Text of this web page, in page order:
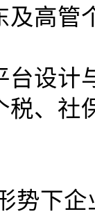
及高管
台设计
税、社
势下